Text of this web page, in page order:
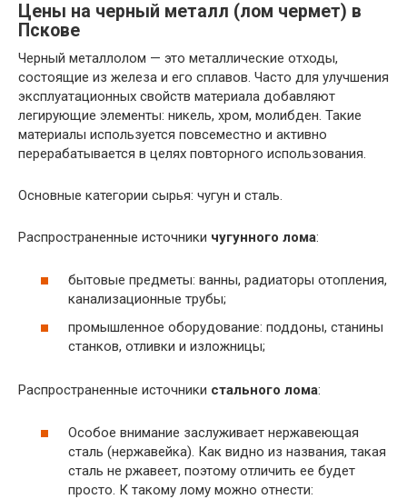
Цены на черный металл (лом чермет) в
Пскове
Черный металлолом — это металлические отходы,
состоящие из железа и его сплавов. Часто для улучшения
эксплуатационных свойств материала добавляют
легирующие элементы: никель, хром, молибден. Такие
материалы используется повсеместно и активно
перерабатывается в целях повторного использования.
Основные категории сырья: чугун и сталь.
Распространенные источники чугунного лома:
бытовые предметы: ванны, радиаторы отопления,
канализационные трубы;
промышленное оборудование: поддоны, станины
станков, отливки и изложницы;
Распространенные источники стального лома:
Особое внимание заслуживает нержавеющая
сталь (нержавейка). Как видно из названия, такая
сталь не ржавеет, поэтому отличить ее будет
просто. К такому лому можно отнести: